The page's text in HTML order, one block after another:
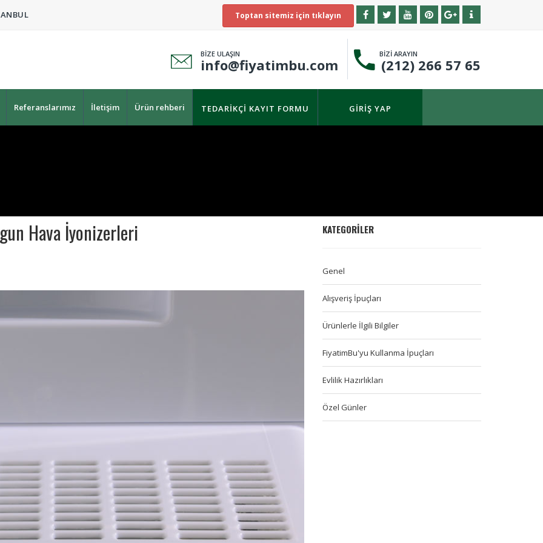
Toptan sitemiz için tıklayın
BİZE ULAŞIN
info@fiyatimbu.com
BİZİ ARAYIN
(212) 266 57 65
Referanslarımız İletişim Ürün rehberi TEDARIKÇI KAYIT FORMU GIRIŞ YAP
Hava İyonizerleri KATEGORILER
Genel
Alışveriş İpuçları
Ürünlerle İlgili Bilgiler
FiyatimBu'yu Kullanma İpuçları
Evlilik Hazırlıkları
Özel Günler